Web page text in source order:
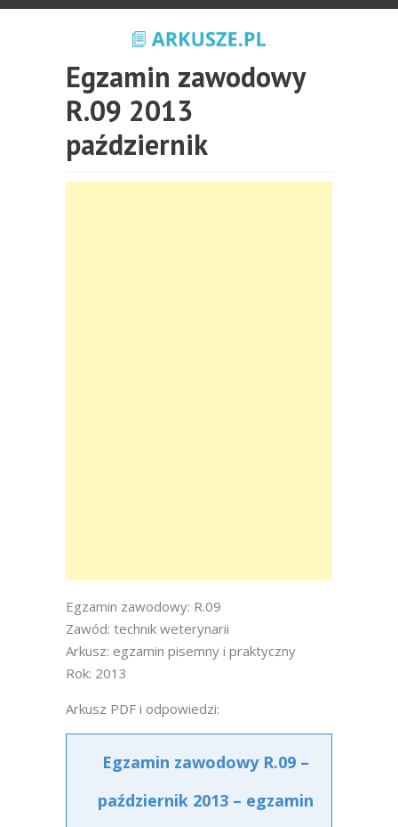
Egzamin zawodowy
R.09 2013
październik
Egzamin zawodowy: R.09
Zawód: technik weterynarii
Arkusz: egzamin pisemny i praktyczny
Rok: 2013
Arkusz PDF i odpowiedzi:
Egzamin zawodowy R.09 –
październik 2013 – egzamin